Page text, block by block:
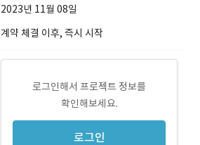
2023년 11월 08일
계약 체결 이후, 즉시 시작
로그인해서 프로젝트 정보를
확인해보세요.
로그인